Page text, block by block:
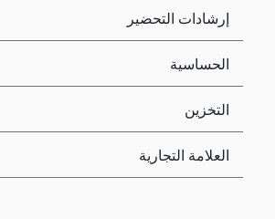
إرشادات التحضير
الحساسية
التخزين
العلامة التجارية